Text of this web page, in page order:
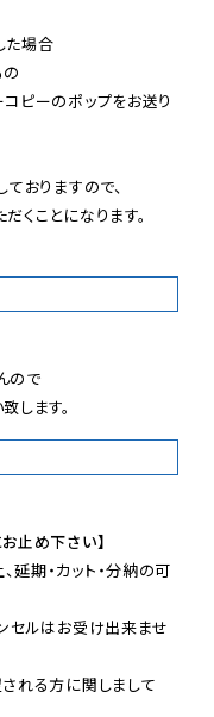
た場合
ピーのポップをお送り
おりますので、
くことになります。
ので
します。
止め下さい】
期・カット・分納の可
セルはお受け出来ませ
れる方に関しまして